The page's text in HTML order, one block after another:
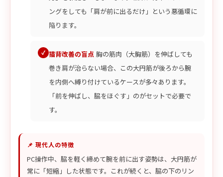
ングをしても「肩が前に出るだけ」という悪循環に
陥ります。
猫背改善の盲点 胸の筋肉（大胸筋）を伸ばしても
巻き肩が治らない場合、この大円筋が後ろから腕
を内側へ縛り付けているケースが多々あります。
「前を伸ばし、脇をほぐす」のがセットで必要で
す。
📌 現代人の特徴
PC操作中、脇を軽く締めて腕を前に出す姿勢は、大円筋が
常に「短縮」した状態です。これが続くと、脇の下のリン